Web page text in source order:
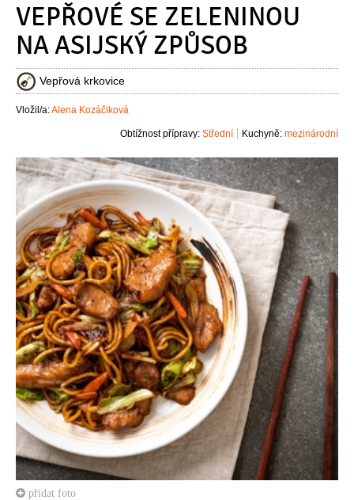
VEPŘOVÉ SE ZELENINOU
NA ASIJSKÝ ZPŮSOB
Vepřová krkovice
Vložil/a:Alena Kozáčiková
Kuchyně: mezinárodní
Obtížnost přípravy: Střední
přidat foto